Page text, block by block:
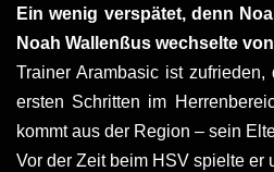
Ein wenig verspätet, denn
Noah Wallenßus wechselte
Trainer Arambasic ist
ersten Schritten im
kommt aus der Region – sein
Vor der Zeit beim HSV spielte er